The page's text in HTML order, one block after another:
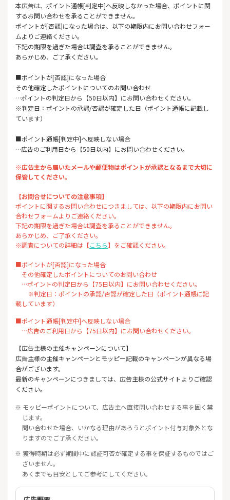
本広告は、ポイント通帳[判定中]へ反映しなかった場合、ポイントに関
するお問い合わせを承ることができません。
ポイントが[否認]になった場合は、以下の期限内にお問い合わせフォー
ムよりご連絡ください。
下記の期限を過ぎた場合は調査を承ることができません。
あらかじめ、ご了承ください。
■ポイントが[否認]になった場合
その他確定したポイントについてのお問い合わせ
…ポイントの判定日から【50日以内】にお問い合わせください。
※判定日：ポイントの承認/否認が確定した日（ポイント通帳に記載し
ています）
■ポイント通帳[判定中]へ反映しない場合
…広告のご利用日から【50日以内】にお問い合わせください。
※広告主から届いたメールや郵便物はポイントが承認となるまで大切に
保管してください。
【お問合せについての注意事項】
ポイントに関するお問い合わせにつきましては、以下の期限内にお問い
合わせフォームよりご連絡ください。
下記の期限を過ぎた場合は調査を承ることができません。
あらかじめ、ご了承ください。
※調査についての詳細は【こちら】をご確認ください。
■ポイントが[否認]になった場合
その他確定したポイントについてのお問い合わせ
…ポイントの判定日から【75日以内】にお問い合わせください。
※判定日：ポイントの承認/否認が確定した日（ポイント通帳に記
載しています）
■ポイント通帳[判定中]へ反映しない場合
…広告のご利用日から【75日以内】にお問い合わせください。
【広告主様の主催キャンペーンについて】
広告主様の主催キャンペーンとモッピー記載のキャンペーンが異なる場
合がございます。
最新のキャンペーンにつきましては、広告主様の公式サイトよりご確認
ください。
※ モッピーポイントについて、広告主へ直接問い合わせする事を固く禁
じます。
問い合わせた場合、いかなる理由があろうとポイント付与対象外とな
りますのでご了承ください。
※ 獲得時期は必ず期間中に認証可否が確定する事を保証するものではご
ざいません。
あくまでも目安としてご参考にしてください。